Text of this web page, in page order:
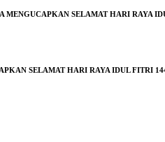
MENGUCAPKAN SELAMAT HARI RAYA
SELAMAT HARI RAYA IDUL FITRI